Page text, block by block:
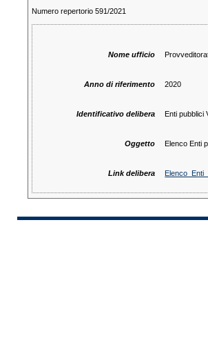
Numero repertorio 591/2021
Nome ufficio
Anno di riferimento 2020
Identificativo delibera Enti pubblici
Oggetto Elenco Enti
Link delibera